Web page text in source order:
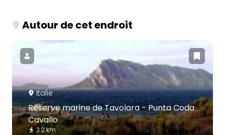
Autour de cet endroit
Italie
Réserve marine de Tavolara - Punta Coda
Cavallo
3.2 km